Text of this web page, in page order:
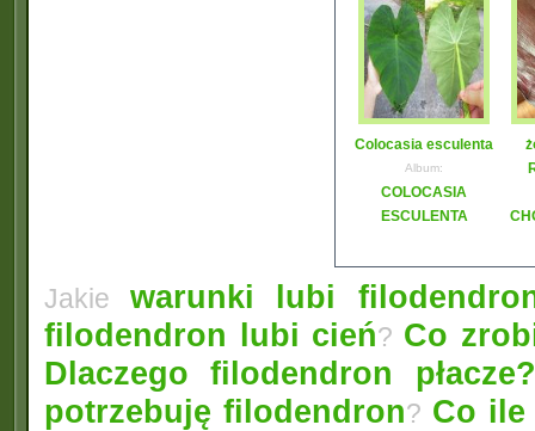
Colocasia esculenta
Album:
COLOCASIA
ESCULENTA
Jakie warunki lubi
filodendron lubi cień? Co
Dlaczego filodendron
potrzebuję filodendron? Co ile